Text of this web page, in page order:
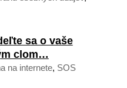
sa o vaše
clom…
na internete, SOS